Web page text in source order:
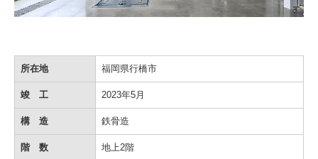
所在地 福岡県行橋市
竣 工 2023年5月
構 造 鉄骨造
階 数 地上2階